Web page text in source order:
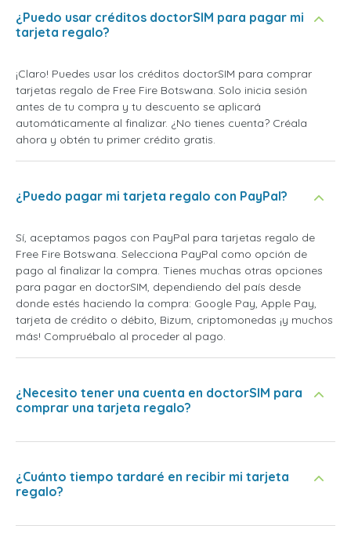
¿Puedo usar créditos doctorSIM para pagar mi
tarjeta regalo?
¡Claro! Puedes usar los créditos doctorSIM para comprar
tarjetas regalo de Free Fire Botswana. Solo inicia sesión
antes de tu compra y tu descuento se aplicará
automáticamente al finalizar. ¿No tienes cuenta? Créala
ahora y obtén tu primer crédito gratis.
¿Puedo pagar mi tarjeta regalo con PayPal?
Sí, aceptamos pagos con PayPal para tarjetas regalo de
Free Fire Botswana. Selecciona PayPal como opción de
pago al finalizar la compra. Tienes muchas otras opciones
para pagar en doctorSIM, dependiendo del país desde
donde estés haciendo la compra: Google Pay, Apple Pay,
tarjeta de crédito o débito, Bizum, criptomonedas ¡y muchos
más! Compruébalo al proceder al pago.
¿Necesito tener una cuenta en doctorSIM para
comprar una tarjeta regalo?
¿Cuánto tiempo tardaré en recibir mi tarjeta
regalo?